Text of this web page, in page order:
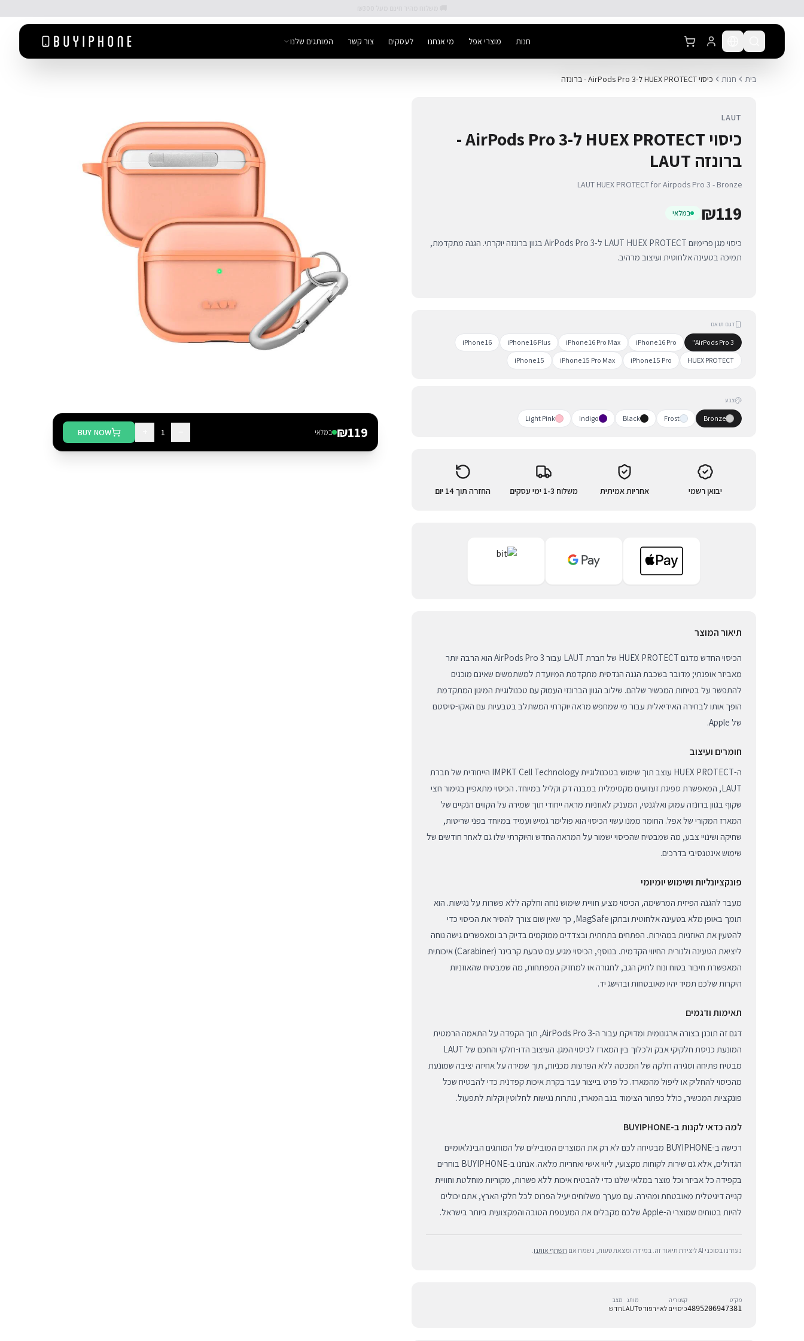
חנות מוצרי אפל מי אנחנו לעסקים צור קשר המותגים שלנו
₪119 במלאי 1
BUY NOW
בית חנות כיסוי HUEX PROTECT ל-AirPods Pro 3 - ברונזה
LAUT
כיסוי HUEX PROTECT ל-AirPods Pro 3 -
ברונזה LAUT
LAUT HUEX PROTECT for Airpods Pro 3 - Bronze
₪119 במלאי
כיסוי מגן פרימיום LAUT HUEX PROTECT ל-AirPods Pro 3 בגוון ברונזה יוקרתי. הגנה מתקדמת,
תמיכה בטעינה אלחוטית ועיצוב מרהיב.
דגם תואם
AirPods Pro 3"
iPhone 16 Pro
iPhone 16 Pro Max
iPhone 16 Plus
iPhone 16
HUEX PROTECT
iPhone 15 Pro
iPhone 15 Pro Max
iPhone 15
צבע
Bronze
Frost
Black
Indigo
Light Pink
יבואן רשמי אחריות אמיתית משלוח 1-3 ימי עסקים החזרה תוך 14 יום
תיאור המוצר
הכיסוי החדש מדגם HUEX PROTECT של חברת LAUT עבור AirPods Pro 3 הוא הרבה יותר
מאביזר אופנתי; מדובר בשכבת הגנה הנדסית מתקדמת המיועדת למשתמשים שאינם מוכנים
להתפשר על בטיחות המכשיר שלהם. שילוב הגוון הברונזי העמוק עם טכנולוגיית המיגון המתקדמת
הופך אותו לבחירה האידיאלית עבור מי שמחפש מראה יוקרתי המשתלב בטבעיות עם האקו-סיסטם
של Apple.
חומרים ועיצוב
ה-HUEX PROTECT עוצב תוך שימוש בטכנולוגיית IMPKT Cell Technology הייחודית של חברת
LAUT, המאפשרת ספיגת זעזועים מקסימלית במבנה דק וקליל במיוחד. הכיסוי מתאפיין בגימור חצי
שקוף בגוון ברונזה עמוק ואלגנטי, המעניק לאוזניות מראה ייחודי תוך שמירה על הקווים הנקיים של
המארז המקורי של אפל. החומר ממנו עשוי הכיסוי הוא פולימר גמיש ועמיד במיוחד בפני שריטות,
שחיקה ושינויי צבע, מה שמבטיח שהכיסוי ישמור על המראה החדש והיוקרתי שלו גם לאחר חודשים של
שימוש אינטנסיבי בדרכים.
פונקציונליות ושימוש יומיומי
מעבר להגנה הפיזית המרשימה, הכיסוי מציע חוויית שימוש נוחה וחלקה ללא פשרות על נגישות. הוא
תומך באופן מלא בטעינה אלחוטית ובתקן MagSafe, כך שאין שום צורך להסיר את הכיסוי כדי
להטעין את האוזניות במהירות. הפתחים בתחתית ובצדדים ממוקמים בדיוק רב ומאפשרים גישה נוחה
ליציאת הטעינה ולנורית החיווי הקדמית. בנוסף, הכיסוי מגיע עם טבעת קרבינר (Carabiner) איכותית
המאפשרת חיבור בטוח ונוח לתיק הגב, לחגורה או למחזיק המפתחות, מה שמבטיח שהאוזניות
היקרות שלכם תמיד יהיו מאובטחות ובהישג יד.
תאימות ודגמים
דגם זה תוכנן בצורה ארגונומית ומדויקת עבור ה-AirPods Pro 3, תוך הקפדה על התאמה הרמטית
המונעת כניסת חלקיקי אבק ולכלוך בין המארז לכיסוי המגן. העיצוב הדו-חלקי והחכם של LAUT
מבטיח פתיחה וסגירה חלקה של המכסה ללא הפרעות מכניות, תוך שמירה על אחיזה יציבה שמונעת
מהכיסוי להחליק או ליפול מהמארז. כל פרט בייצור עבר בקרת איכות קפדנית כדי להבטיח שכל
פונקציות המכשיר, כולל כפתור הצימוד בגב המארז, נותרות נגישות לחלוטין וקלות לתפעול.
למה כדאי לקנות ב-BUYIPHONE
רכישה ב-BUYIPHONE מבטיחה לכם לא רק את המוצרים המובילים של המותגים הבינלאומיים
הגדולים, אלא גם שירות לקוחות מקצועי, ליווי אישי ואחריות מלאה. אנחנו ב-BUYIPHONE בוחרים
בקפידה כל אביזר וכל מוצר במלאי שלנו כדי להבטיח איכות ללא פשרות, מקוריות מוחלטת וחוויית
קנייה דיגיטלית מאובטחת ומהירה. עם מערך משלוחים יעיל הפרוס לכל חלקי הארץ, אתם יכולים
להיות בטוחים שמוצרי ה-Apple שלכם מקבלים את המעטפת הטובה והמקצועית ביותר בישראל.
נעזרנו בסוכני AI ליצירת תיאור זה. במידה ומצאת טעות, נשמח אם תשתף אותנו.
מק״ט
4895206947381
קטגוריה
כיסויים לאיירפודס
מותג
LAUT
מצב
חדש